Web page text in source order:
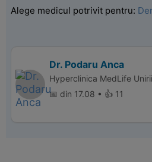
Alege medicul potrivit pentru:
Dr. Podaru Anca
Hyperclinica MedLife
📅 din 17.08 • 👍 11